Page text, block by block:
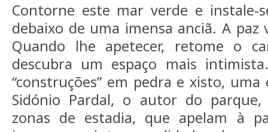
Contorne este mar verde e instale-
debaixo de uma imensa anciã. A
Quando lhe apetecer, retome o
descubra um espaço mais
“construções” em pedra e xisto,
Sidónio Pardal, o autor do
zonas de estadia, que apelam à